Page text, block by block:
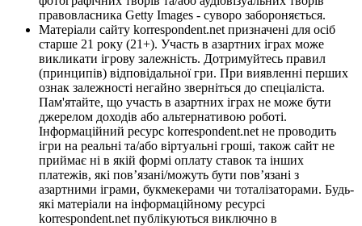
правовласника Getty Images - суворо забороняється.
Матеріали сайту korrespondent.net призначені для осіб
старше 21 року (21+). Участь в азартних іграх може
викликати ігрову залежність. Дотримуйтесь правил
(принципів) відповідальної гри. При виявленні перших
ознак залежності негайно зверніться до спеціаліста.
Пам'ятайте, що участь в азартних іграх не може бути
джерелом доходів або альтернативою роботі.
Інформаційний ресурс korrespondent.net не проводить
ігри на реальні та/або віртуальні гроші, також сайт не
приймає ні в якій формі оплату ставок та інших
платежів, які пов’язані/можуть бути пов’язані з
азартними іграми, букмекерами чи тоталізаторами. Будь-
які матеріали на інформаційному ресурсі
korrespondent.net публікуються виключно в